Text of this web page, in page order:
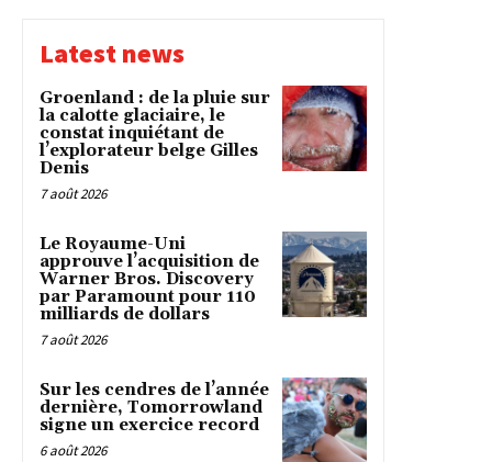
Latest news
Groenland : de la pluie sur
la calotte glaciaire, le
constat inquiétant de
l’explorateur belge Gilles
Denis
7 août 2026
Le Royaume-Uni
approuve l’acquisition de
Warner Bros. Discovery
par Paramount pour 110
milliards de dollars
7 août 2026
Sur les cendres de l’année
dernière, Tomorrowland
signe un exercice record
6 août 2026